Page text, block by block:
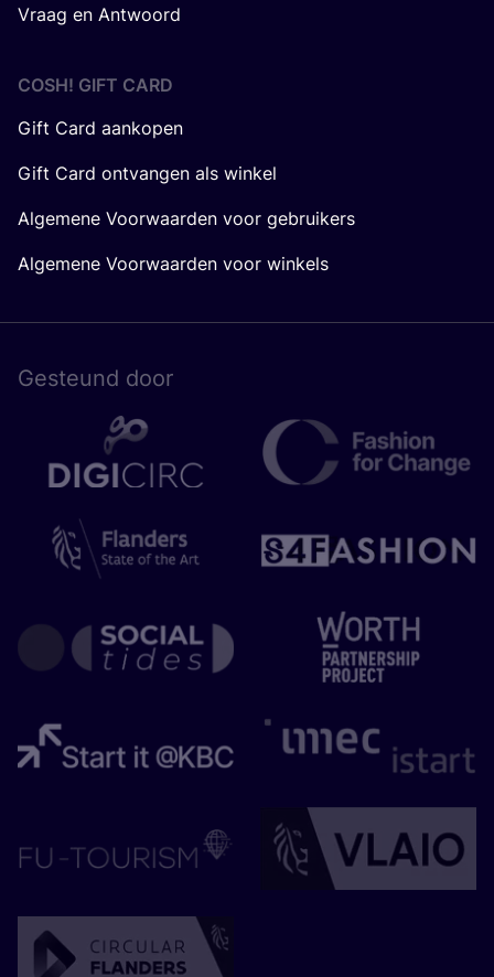
Vraag en Antwoord
COSH! GIFT CARD
Gift Card aankopen
Gift Card ontvangen als winkel
Algemene Voorwaarden voor gebruikers
Algemene Voorwaarden voor winkels
Gesteund door